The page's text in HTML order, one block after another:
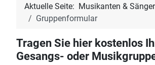
Aktuelle Seite: Musikanten & Sänger
Gruppenformular
Tragen Sie hier kostenlos
Gesangs- oder